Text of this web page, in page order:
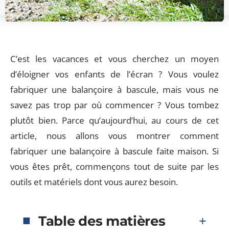
C’est les vacances et vous cherchez un moyen
d’éloigner vos enfants de l’écran ? Vous voulez
fabriquer une balançoire à bascule, mais vous ne
savez pas trop par où commencer ? Vous tombez
plutôt bien. Parce qu’aujourd’hui, au cours de cet
article, nous allons vous montrer comment
fabriquer une balançoire à bascule faite maison. Si
vous êtes prêt, commençons tout de suite par les
outils et matériels dont vous aurez besoin.
Table des matières